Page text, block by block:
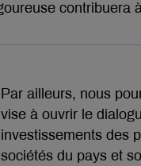
contribuera
Par ailleurs, nous
vise à ouvrir le
investissements des
sociétés du pays et